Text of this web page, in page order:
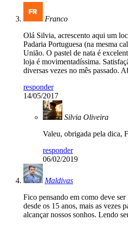
Franco
Olá Silvia, acrescento aqui um
Padaria Portuguesa (na mesma
União. O pastel de nata é
loja é movimentadíssima.
diversas vezes no mês passado.
responder
14/05/2017
Silvia Oliveira
Valeu, obrigada pela dica,
responder
06/02/2019
Maldivas
Fico pensando em como deve
desde os 15 anos, mais as vezes
alcançar nossos sonhos. Lendo